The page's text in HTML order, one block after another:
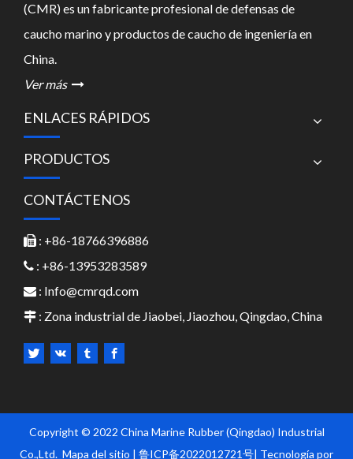
(CMR) es un fabricante profesional de defensas de
caucho marino y productos de caucho de ingeniería en
China.
Ver más 
ENLACES RÁPIDOS
PRODUCTOS
CONTÁCTENOS
 : +86-18766396886
 : +86-13953283589
 : Info@cmrqd.com
 : Zona industrial de Jiaobei, Jiaozhou, Qingdao, China
Copyright © 2022 China Marine Rubber (Qingdao) Industrial
Co.,Ltd. Mapa del sitio | 鲁ICP备2022012721号| Tecnología por